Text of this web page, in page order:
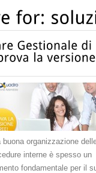
buona organizzazione
interne è spesso un
fondamentale per il